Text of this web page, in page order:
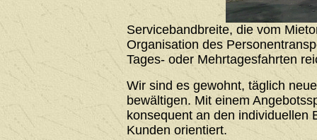
Servicebandbreite, die vom
Organisation des
Tages- oder Mehrtagesfahrten
Wir sind es gewohnt, täglich
bewältigen. Mit einem
konsequent an den individuellen
Kunden orientiert.